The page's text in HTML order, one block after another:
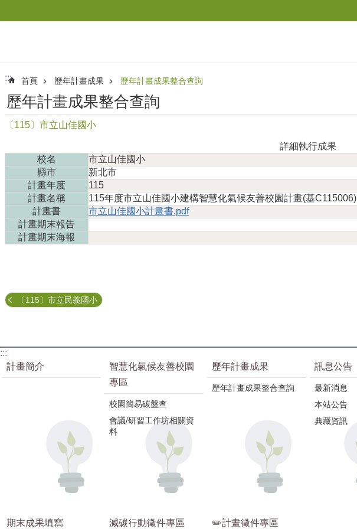
::: 首頁 歷年計畫成果 歷年計畫成果整合查詢
歷年計畫成果整合查詢
〔115〕市立山佳國小
詳細執行成果
校名
市立山佳國小
縣市
新北市
計畫年度
115
計畫名稱
115年度市立山佳國小建構智慧化氣候友善校園計畫(基C115006)
計畫書
市立山佳國小計畫書.pdf
計畫期末報告
計畫期末海報
〔115〕市立民義國小
:::
計畫簡介
智慧化氣候友善校園
專區
校園簡易碳盤查
會議/研習工作坊相關資
料
歷年計畫成果
歷年計畫成果整合查詢
訊息公告
最新消息
本站公告
典藏資訊
期末成果填寫 減碳行動徵件專區 ✏️計畫徵件專區